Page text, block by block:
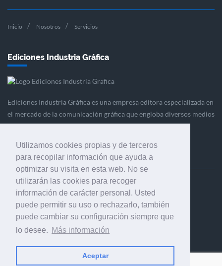
Utilizamos cookies propias y de terceros
para recopilar información que ayuda a
optimizar su visita en esta web. No se
utilizarán las cookies para recoger
información de carácter personal. Usted
puede permitir su uso o rechazarlo, también
puede cambiar su configuración siempre que
lo desee. Más información
Aceptar
Inicio Nosotros Servicios
Ediciones Industria Gráfica
Ediciones Industria Gráfica es una empresa editora especializada en
el mercado de la comunicación gráfica que engloba diversos medios
profesionales especializados en el mercado gráfico, la
Ediciones Industria Gráfica, S.C.P.
Calle Fluvià 257, bajos, 08020 Barcelona (España)